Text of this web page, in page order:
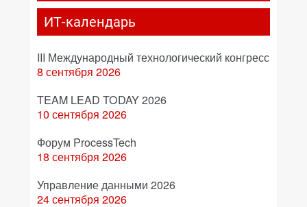
ИТ-календарь
III Международный технологический конгресс
8 сентября 2026
TEAM LEAD TODAY 2026
10 сентября 2026
Форум ProcessTech
18 сентября 2026
Управление данными 2026
24 сентября 2026